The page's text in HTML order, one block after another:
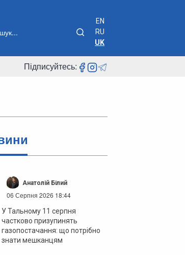
EN
RU
UK
Підписуйтесь:
Анатолій Білий
06 Серпня 2026 18:44
У Тальному 11 серпня
частково призупинять
газопостачання: що потрібно
знати мешканцям